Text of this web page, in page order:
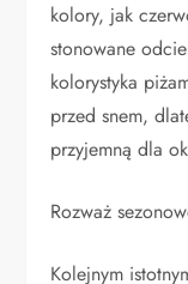
kolory, jak
stonowane
kolorystyka
przed snem,
przyjemną dla
Rozważ
Kolejnym